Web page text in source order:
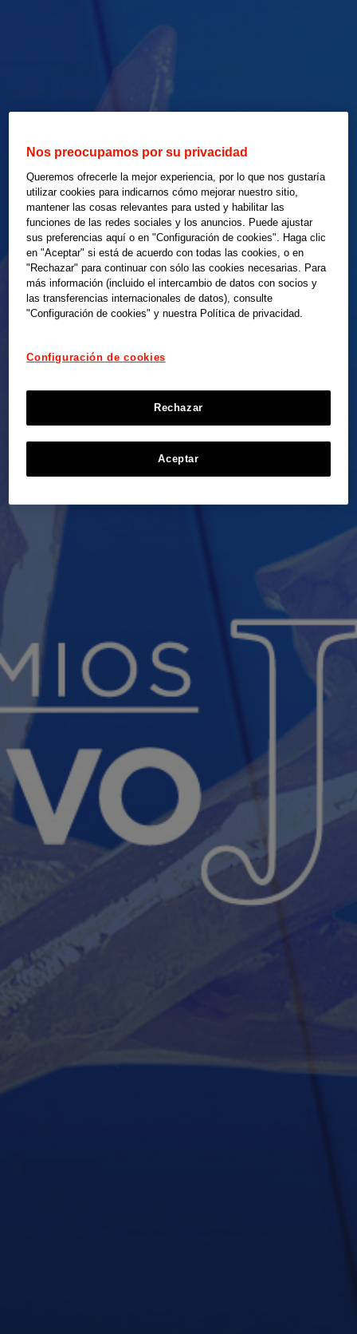
Nos preocupamos por su privacidad
Queremos ofrecerle la mejor experiencia, por lo que nos gustaría
utilizar cookies para indicarnos cómo mejorar nuestro sitio,
mantener las cosas relevantes para usted y habilitar las
funciones de las redes sociales y los anuncios. Puede ajustar
sus preferencias aquí o en "Configuración de cookies". Haga clic
en "Aceptar" si está de acuerdo con todas las cookies, o en
"Rechazar" para continuar con sólo las cookies necesarias. Para
más información (incluido el intercambio de datos con socios y
las transferencias internacionales de datos), consulte
"Configuración de cookies" y nuestra Política de privacidad.
Configuración de cookies
Rechazar
Aceptar